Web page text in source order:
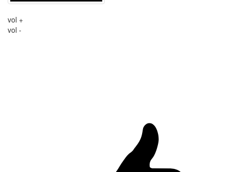
vol +
vol -